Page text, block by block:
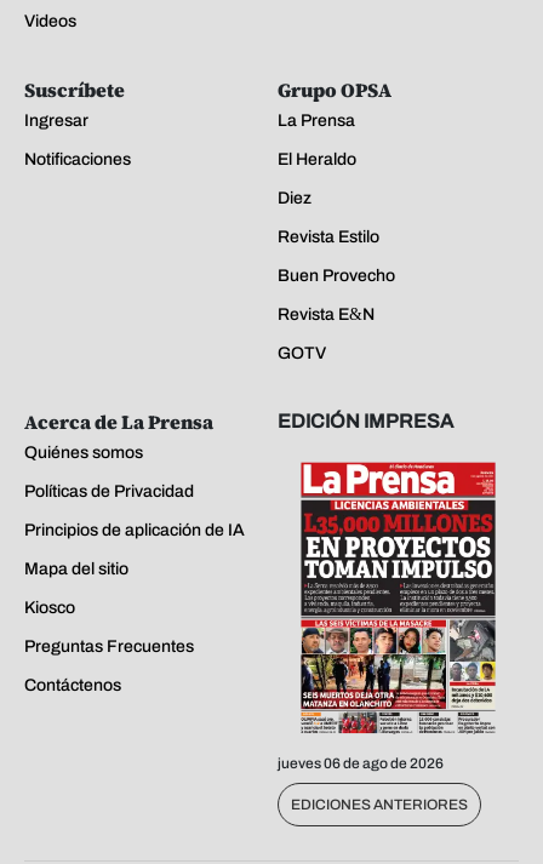
Videos
Suscríbete
Ingresar
Notificaciones
Grupo OPSA
La Prensa
El Heraldo
Diez
Revista Estilo
Buen Provecho
Revista E&N
GOTV
Acerca de La Prensa
Quiénes somos
Políticas de Privacidad
Principios de aplicación de IA
Mapa del sitio
Kiosco
Preguntas Frecuentes
Contáctenos
EDICIÓN IMPRESA
jueves 06 de ago de 2026
EDICIONES ANTERIORES